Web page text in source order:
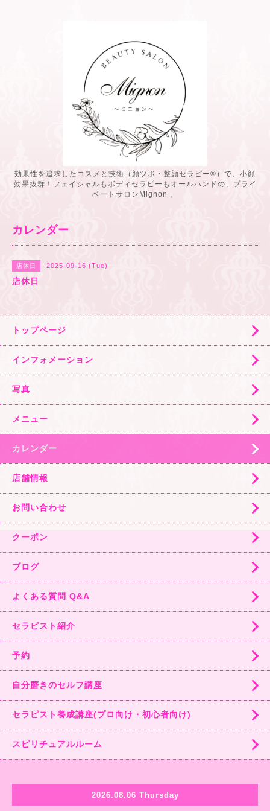
効果性を追求したコスメと技術（顔ツボ・整顔セラピー®️）で、小顔
効果抜群！フェイシャルもボディセラピーもオールハンドの、プライ
ベートサロンMignon 。
カレンダー
店休日 2025-09-16 (Tue)
店休日
トップページ
インフォメーション
写真
メニュー
カレンダー
店舗情報
お問い合わせ
クーポン
ブログ
よくある質問 Q&A
セラピスト紹介
予約
自分磨きのセルフ講座
セラピスト養成講座(プロ向け・初心者向け)
スピリチュアルルーム
2026.08.06 Thursday